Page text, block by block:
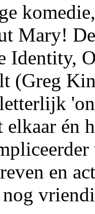
Mary!
Identity,
(Greg
én
en